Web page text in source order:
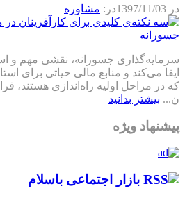
در 1397/11/03در: مشاوره
سرمایه‌گذاری جسورانه، نقشی مهم و
ایفا می‌کند و منابع مالی حیاتی برای
که در مراحل اولیه راه‌اندازی
ن... بیشتر بدانید
پیشنهاد ویژه
بازار اجتماعی باسلام